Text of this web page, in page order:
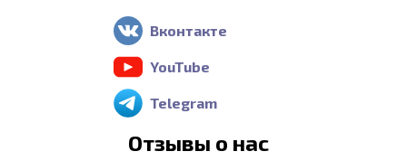
Вконтакте
YouTube
Telegram
Отзывы о нас